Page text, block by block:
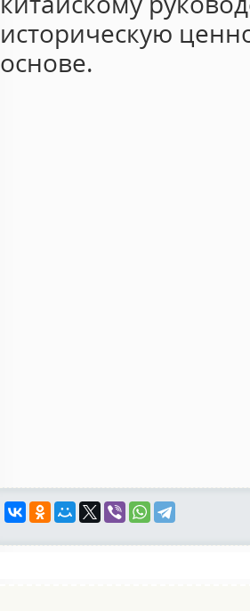
историческую
основе.